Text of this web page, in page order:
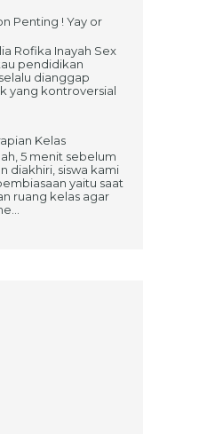
Penting ! Yay or
Rofika Inayah Sex
pendidikan
dianggap
yang kontroversial
Kelas
5 menit sebelum
diakhiri, siswa kami
yaitu saat
ruang kelas agar